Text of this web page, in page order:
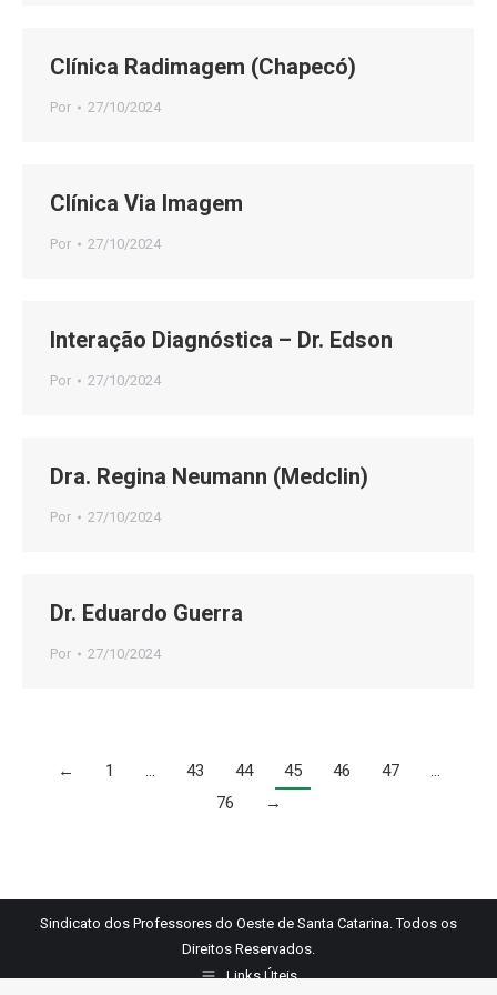
Clínica Radimagem (Chapecó)
Por 27/10/2024
Clínica Via Imagem
Por 27/10/2024
Interação Diagnóstica – Dr. Edson
Por 27/10/2024
Dra. Regina Neumann (Medclin)
Por 27/10/2024
Dr. Eduardo Guerra
Por 27/10/2024
← 1 … 43 44 45 46 47
…
76
→
Sindicato dos Professores do Oeste de Santa Catarina. Todos os
Direitos Reservados.
Links Úteis